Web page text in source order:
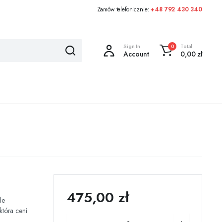
Zamów telefonicznie:+48 792 430 340
Sign In
Account
0 Total
0,00zł
475,00 zł
ceni